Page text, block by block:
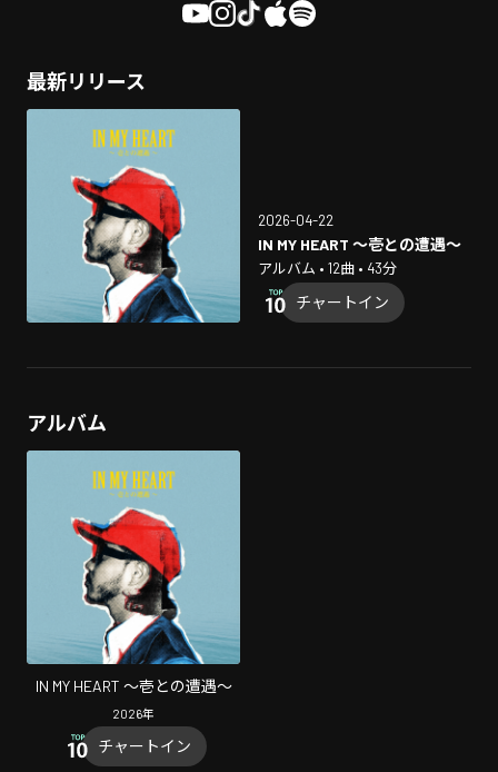
最新リリース
2026-04-22
IN MY HEART 〜壱との遭遇〜
アルバム • 12曲 • 43分
チャートイン
アルバム
IN MY HEART 〜壱との遭遇〜
2026年
チャートイン